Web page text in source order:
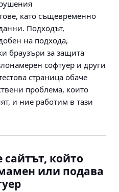
като същевременно
Подходът,
на подхода,
браузъри за защита
софтуер и други
страница обаче
проблема, които
и ние работим в тази
който
или подава